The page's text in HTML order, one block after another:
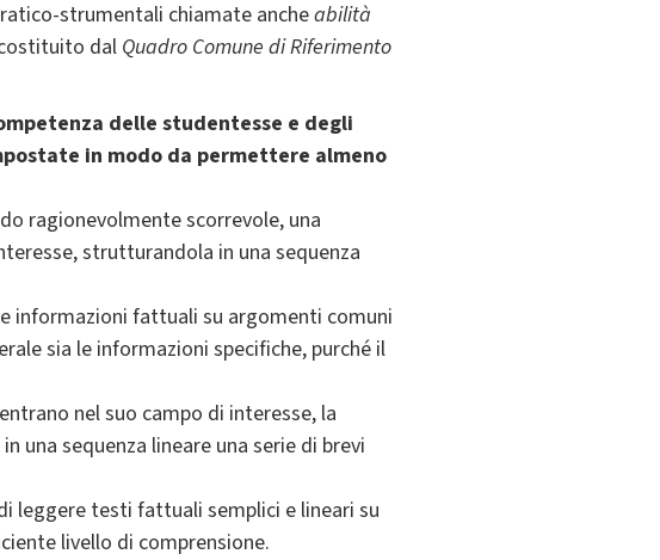
strumentali chiamate ancheabilità
dal Quadro Comune di Riferimento
delle studentesse e degli
in modo da permettere almeno
ragionevolmente scorrevole, una
strutturandola in una sequenza
informazioni fattuali su argomenti comuni
sia le informazioni specifiche, purché il
nel suo campo di interesse, la
una sequenza lineare una serie di brevi
leggere testi fattuali semplici e lineari su
livello di comprensione.